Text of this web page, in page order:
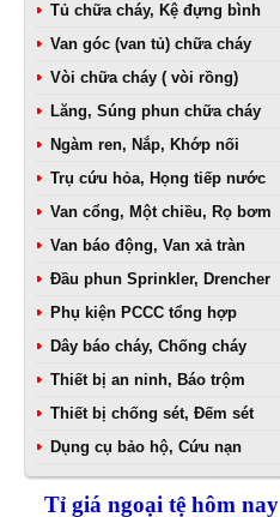
Tủ chữa cháy, Kệ đựng bình
Van góc (van tủ) chữa cháy
Vòi chữa cháy ( vòi rồng)
Lăng, Súng phun chữa cháy
Ngàm ren, Nắp, Khớp nối
Trụ cứu hỏa, Họng tiếp nước
Van cổng, Một chiều, Rọ bơm
Van báo động, Van xả tràn
Đầu phun Sprinkler, Drencher
Phụ kiện PCCC tổng hợp
Dây báo cháy, Chống cháy
Thiết bị an ninh, Báo trộm
Thiết bị chống sét, Đếm sét
Dụng cụ bảo hộ, Cứu nạn
Tỉ giá ngoại tệ hôm nay